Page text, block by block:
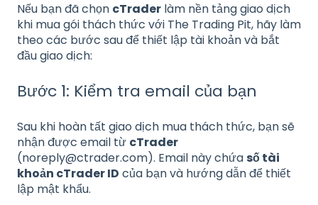
Nếu bạn đã chọn cTrader làm nền tảng giao dịch
khi mua gói thách thức với The Trading Pit, hãy làm
theo các bước sau để thiết lập tài khoản và bắt
đầu giao dịch:
Bước 1: Kiểm tra email của bạn
Sau khi hoàn tất giao dịch mua thách thức, bạn sẽ
nhận được email từ cTrader
(noreply@ctrader.com). Email này chứasố tài
khoản cTrader ID của bạn và hướng dẫn để thiết
lập mật khẩu.